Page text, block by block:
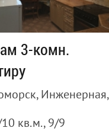
3-комн.
Инженерная,
кв.м., 9/9